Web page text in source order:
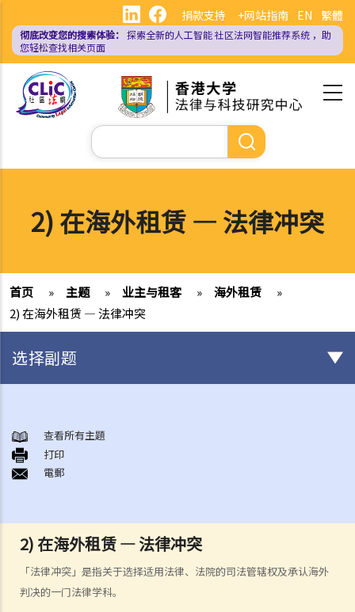
主
EN 繁體
捐款支持 +网站指南
彻底改变您的搜索体验： 探索全新的人工智能社区法网智能推荐系统 ，助
您轻松查找相关页面
搜
索
2) 在海外租赁 — 法律冲突
首页 » 主题 » 业主与租客 » 海外租赁
»
2) 在海外租赁 — 法律冲突
2) 在海外租赁 — 法律冲突
「法律冲突」是指关于选择适用法律、法院的司法管辖权及承认海外
判决的一门法律学科。
选择副题
1. 香港有甚么政府部门专门处理有关租赁的事项？假若在租赁事项上出
现纠纷／问题，应向那一个部门求助？
2. 有关政府物业（例如公屋单位或政府商场铺位）的租务问题，我怎样
3. 「租赁」（tenancy）和「特许权」（licence）有甚么分别？
4. 我可以转换或使用我的物业（或其分隔式房间）批出短期租约/特许权
以提供房间或床位（类似于Airbnb住宿或「胶囊旅馆」）吗？
5. 当双方签署正式租约之前，业主有时会要求租客签署一份类似临时租
查看所有主題
打印
電郵